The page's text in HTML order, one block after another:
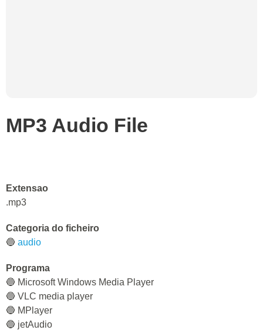
MP3 Audio File
Extensao
.mp3
Categoria do ficheiro
🔵 audio
Programa
🔵 Microsoft Windows Media Player
🔵 VLC media player
🔵 MPlayer
🔵 jetAudio